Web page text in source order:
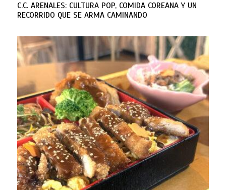
C.C. ARENALES: CULTURA POP, COMIDA COREANA Y UN
RECORRIDO QUE SE ARMA CAMINANDO